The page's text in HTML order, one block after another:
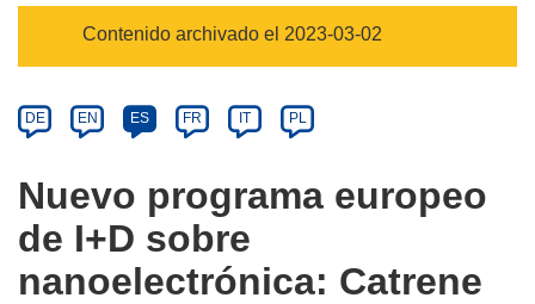
Category
Contenido archivado el 2023-03-02
Article
available
the
following
languages:
DE EN ES FR IT PL
Nuevo programa europeo
de I+D sobre
nanoelectrónica: Catrene